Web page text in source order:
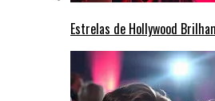
Estrelas de Hollywood